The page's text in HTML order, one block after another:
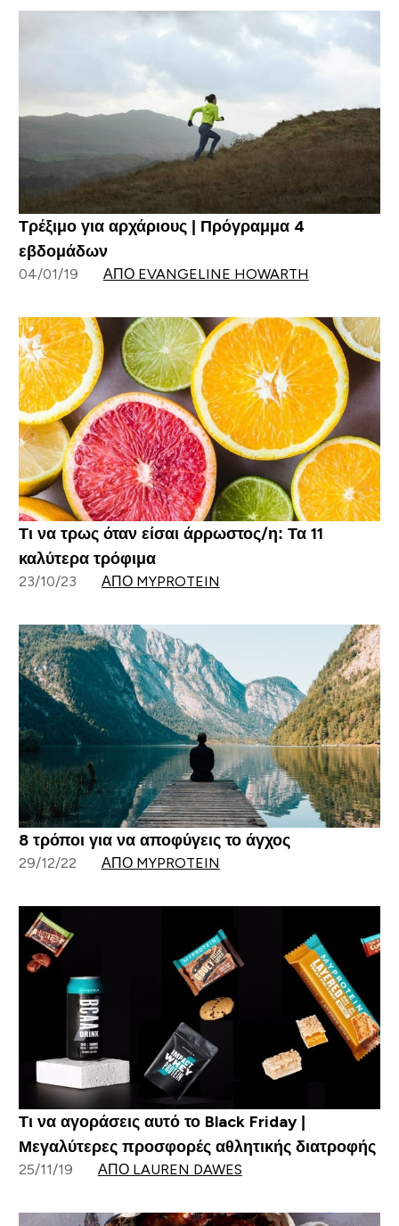
Τρέξιμο για αρχάριους | Πρόγραμμα 4
εβδομάδων
04/01/19 ΑΠΌ EVANGELINE HOWARTH
Τι να τρως όταν είσαι άρρωστος/η: Τα 11
καλύτερα τρόφιμα
23/10/23 ΑΠΌ MYPROTEIN
8 τρόποι για να αποφύγεις το άγχος
29/12/22 ΑΠΌ MYPROTEIN
Τι να αγοράσεις αυτό το Black Friday |
Μεγαλύτερες προσφορές αθλητικής διατροφής
25/11/19 ΑΠΌ LAUREN DAWES